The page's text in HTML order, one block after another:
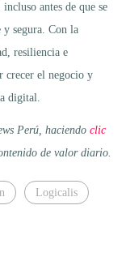
antes de que se
segura. Con la
resiliencia e
crecer el negocio y
digital.
Perú, haciendo clic
de valor diario.
Logicalis